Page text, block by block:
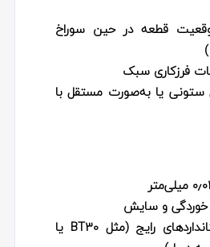
قطعه در حین سوراخ‌
فرزکاری سبک
یا به‌صورت مستقل با
خوردگی و سایش
سازگاری با استانداردهای رایج (مثل BT30 یا